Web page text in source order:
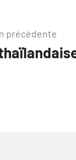
précédente